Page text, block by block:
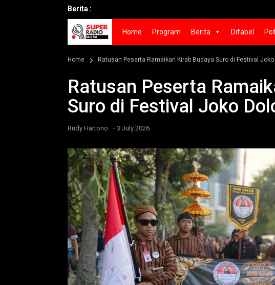
Berita :
Home Program Berita Difabel
Home Ratusan Peserta Ramaikan Kirab Budaya Suro di Festival Joko
Ratusan Peserta
Suro di Festival Joko
Rudy Hartono - 3 July 2026